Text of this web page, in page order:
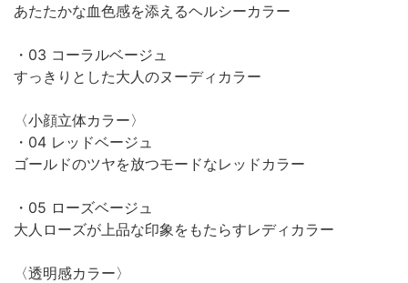
あたたかな血色感を添えるヘルシーカラー
・03 コーラルベージュ
すっきりとした大人のヌーディカラー
〈小顔立体カラー〉
・04 レッドベージュ
ゴールドのツヤを放つモードなレッドカラー
・05 ローズベージュ
大人ローズが上品な印象をもたらすレディカラー
〈透明感カラー〉